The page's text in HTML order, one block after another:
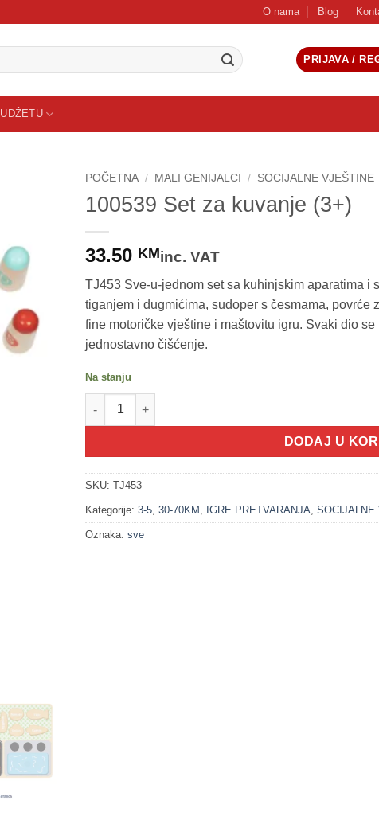
O nama Blog
PRIJAVA /
POČETNA / MALI GENIJALCI / SOCIJALNE VJEŠTINE
100539 Set za kuvanje (3+)
33.50 KMinc. VAT
TJ453 Sve-u-jednom set sa kuhinjskim aparatima i
tiganjem i dugmićima, sudoper s česmama, povrće
fine motoričke vještine i maštovitu igru. Svaki dio
jednostavno čišćenje.
Na stanju
100539 Set za kuvanje (3+) količina
DODAJ U
SKU: TJ453
Kategorije: 3-5, 30-70KM , IGRE PRETVARANJA, SOCIJALNE
Oznaka: sve